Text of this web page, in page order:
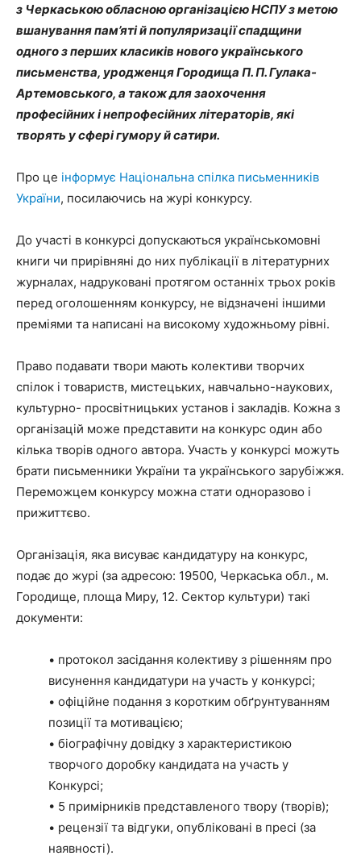
з Черкаською обласною організацією НСПУ з метою
вшанування пам’яті й популяризації спадщини
одного з перших класиків нового українського
письменства, уродженця Городища П. П. Гулака-
Артемовського, а також для заохочення
професійних і непрофесійних літераторів, які
творять у сфері гумору й сатири.
Про це інформує Національна спілка письменників
України, посилаючись на журі конкурсу.
До участі в конкурсі допускаються українськомовні
книги чи прирівняні до них публікації в літературних
журналах, надруковані протягом останніх трьох років
перед оголошенням конкурсу, не відзначені іншими
преміями та написані на високому художньому рівні.
Право подавати твори мають колективи творчих
спілок і товариств, мистецьких, навчально-наукових,
культурно- просвітницьких установ і закладів. Кожна з
організацій може представити на конкурс один або
кілька творів одного автора. Участь у конкурсі можуть
брати письменники України та українського зарубіжжя.
Переможцем конкурсу можна стати одноразово і
прижиттєво.
Організація, яка висуває кандидатуру на конкурс,
подає до журі (за адресою: 19500, Черкаська обл., м.
Городище, площа Миру, 12. Сектор культури) такі
документи:
• протокол засідання колективу з рішенням про
висунення кандидатури на участь у конкурсі;
• офіційне подання з коротким обґрунтуванням
позиції та мотивацією;
• біографічну довідку з характеристикою
творчого доробку кандидата на участь у
Конкурсі;
• 5 примірників представленого твору (творів);
• рецензії та відгуки, опубліковані в пресі (за
наявності).